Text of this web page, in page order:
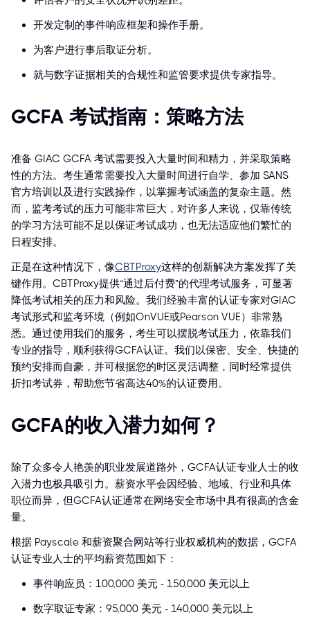
开发定制的事件响应框架和操作手册。
为客户进行事后取证分析。
就与数字证据相关的合规性和监管要求提供专家指导。
GCFA 考试指南：策略方法
准备 GIAC GCFA 考试需要投入大量时间和精力，并采取策略
性的方法。考生通常需要投入大量时间进行自学、参加 SANS
官方培训以及进行实践操作，以掌握考试涵盖的复杂主题。然
而，监考考试的压力可能非常巨大，对许多人来说，仅靠传统
的学习方法可能不足以保证考试成功，也无法适应他们繁忙的
日程安排。
正是在这种情况下，像CBTProxy这样的创新解决方案发挥了关
键作用。CBTProxy提供“通过后付费”的代理考试服务，可显著
降低考试相关的压力和风险。我们经验丰富的认证专家对GIAC
考试形式和监考环境（例如OnVUE或Pearson VUE）非常熟
悉。通过使用我们的服务，考生可以摆脱考试压力，依靠我们
专业的指导，顺利获得GCFA认证。我们以保密、安全、快捷的
预约安排而自豪，并可根据您的时区灵活调整，同时经常提供
折扣考试券，帮助您节省高达40%的认证费用。
GCFA的收入潜力如何？
除了众多令人艳羡的职业发展道路外，GCFA认证专业人士的收
入潜力也极具吸引力。薪资水平会因经验、地域、行业和具体
职位而异，但GCFA认证通常在网络安全市场中具有很高的含金
量。
根据 Payscale 和薪资聚合网站等行业权威机构的数据，GCFA
认证专业人士的平均薪资范围如下：
事件响应员：100,000 美元 - 150,000 美元以上
数字取证专家：95,000 美元 - 140,000 美元以上